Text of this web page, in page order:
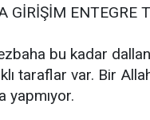
ENTEGRE
bu kadar
taraflar var. Bir
yapmıyor.